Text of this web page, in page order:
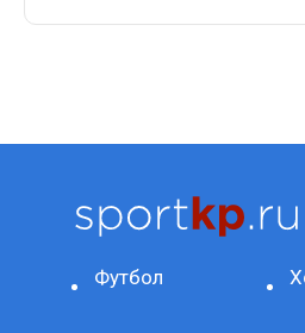
Футбол